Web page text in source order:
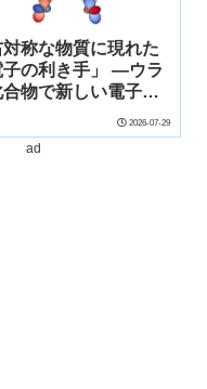
称な物質に現れた
子の利き手」 ―ウラ
合物で新しい電子秩
2026-07-29
ad